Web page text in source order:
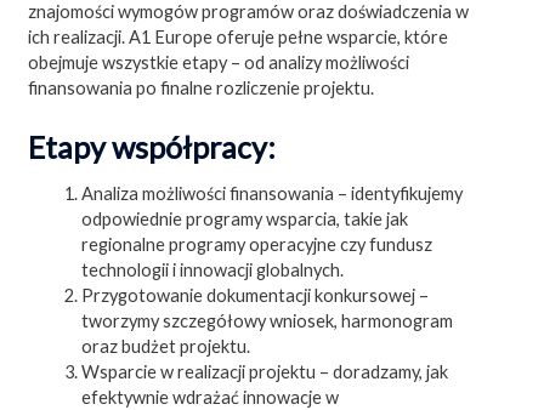
znajomości wymogów programów oraz doświadczenia w
ich realizacji. A1 Europe oferuje pełne wsparcie, które
obejmuje wszystkie etapy – od analizy możliwości
finansowania po finalne rozliczenie projektu.
Etapy współpracy:
Analiza możliwości finansowania – identyfikujemy
odpowiednie programy wsparcia, takie jak
regionalne programy operacyjne czy fundusz
technologii i innowacji globalnych.
Przygotowanie dokumentacji konkursowej –
tworzymy szczegółowy wniosek, harmonogram
oraz budżet projektu.
Wsparcie w realizacji projektu – doradzamy, jak
efektywnie wdrażać innowacje w